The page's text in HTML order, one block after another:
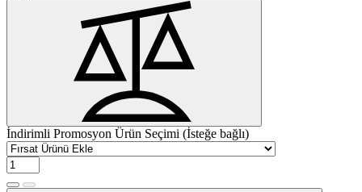
İndirimli Promosyon Ürün Seçimi (İsteğe bağlı)